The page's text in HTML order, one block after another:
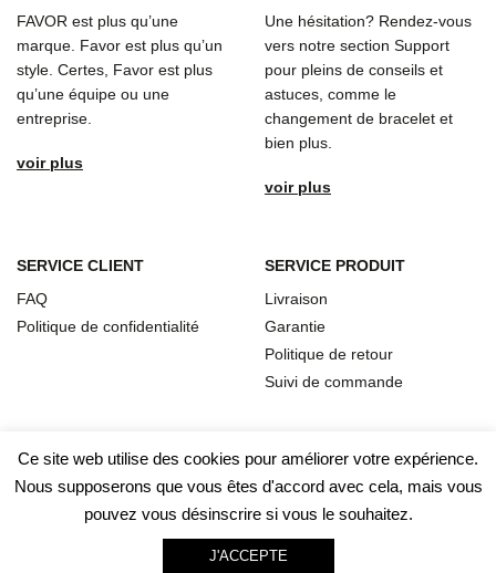
FAVOR est plus qu’une
marque. Favor est plus qu’un
style. Certes, Favor est plus
qu’une équipe ou une
entreprise.
voir plus
Une hésitation? Rendez-vous
vers notre section Support
pour pleins de conseils et
astuces, comme le
changement de bracelet et
bien plus.
voir plus
SERVICE CLIENT
FAQ
Politique de confidentialité
SERVICE PRODUIT
Livraison
Garantie
Politique de retour
Suivi de commande
Ce site web utilise des cookies pour améliorer votre expérience.
Nous supposerons que vous êtes d'accord avec cela, mais vous
pouvez vous désinscrire si vous le souhaitez.
J'ACCEPTE